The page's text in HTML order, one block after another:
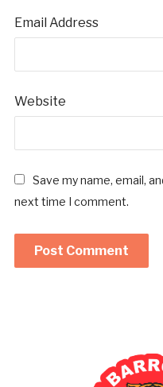
Email Address
Website
Save my name, email,
next time I comment.